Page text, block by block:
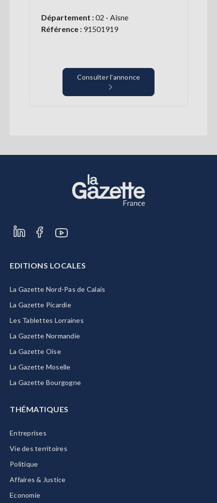
Département :02 - Aisne
Référence : 91501919
Consulter l’annonce
EDITIONS LOCALES
La Gazette Nord-Pas de Calais
La Gazette Picardie
Les Tablettes Lorraines
La Gazette Normandie
La Gazette Oise
La Gazette Moselle
La Gazette Bourgogne
THÉMATIQUES
Entreprises
Vie des territoires
Politique
Affaires & Justice
Economie